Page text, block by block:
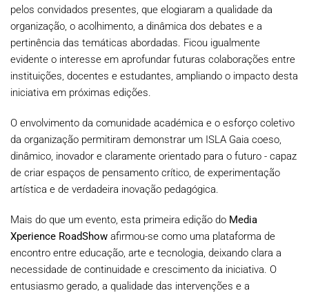
pelos convidados presentes, que elogiaram a qualidade da
organização, o acolhimento, a dinâmica dos debates e a
pertinência das temáticas abordadas. Ficou igualmente
evidente o interesse em aprofundar futuras colaborações entre
instituições, docentes e estudantes, ampliando o impacto desta
iniciativa em próximas edições.
O envolvimento da comunidade académica e o esforço coletivo
da organização permitiram demonstrar um ISLA Gaia coeso,
dinâmico, inovador e claramente orientado para o futuro - capaz
de criar espaços de pensamento crítico, de experimentação
artística e de verdadeira inovação pedagógica.
Mais do que um evento, esta primeira edição do Media
Xperience RoadShow afirmou-se como uma plataforma de
encontro entre educação, arte e tecnologia, deixando clara a
necessidade de continuidade e crescimento da iniciativa. O
entusiasmo gerado, a qualidade das intervenções e a